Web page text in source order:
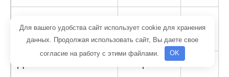
перед горелкой
Для вашего удобства сайт использует cookie для хранения
данных. Продолжая использовать сайт, Вы даете свое
согласие на работу с этими файлами.
OK